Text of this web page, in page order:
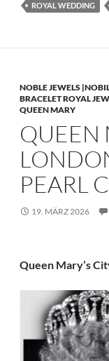
ROYAL WEDDING
NOBLE JEWELS
BRACELET ROYAL
QUEEN MARY
QUEEN
PEARL
19. MÄRZ 2026
Queen Mary’s